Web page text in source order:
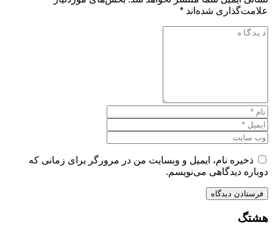
علامت‌گذاری شده‌اند *
ذخیره نام، ایمیل و وبسایت من در مرورگر برای زمانی که
دوباره دیدگاهی می‌نویسم.
هشتگ